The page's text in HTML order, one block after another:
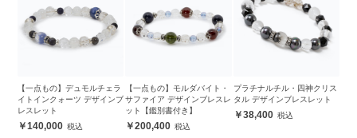
【一点もの】デュモルチェラ
イトインクォーツ デザインブ
レスレット
140,000
【一点もの】モルダバイト・
サファイア デザインブレスレ
ット【鑑別書付き】
200,400
プラチナルチル・四神クリス
タル デザインブレスレット
38,400